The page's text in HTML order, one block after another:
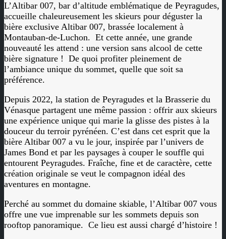
L’Altibar 007, bar d’altitude emblématique de Peyragudes,
accueille chaleureusement les skieurs pour déguster la
bière exclusive Altibar 007, brassée localement à
Montauban-de-Luchon. Et cette année, une grande
nouveauté les attend : une version sans alcool de cette
bière signature ! De quoi profiter pleinement de
l’ambiance unique du sommet, quelle que soit sa
préférence.
Depuis 2022, la station de Peyragudes et la Brasserie du
Vénasque partagent une même passion : offrir aux skieurs
une expérience unique qui marie la glisse des pistes à la
douceur du terroir pyrénéen. C’est dans cet esprit que la
bière Altibar 007 a vu le jour, inspirée par l’univers de
James Bond et par les paysages à couper le souffle qui
entourent Peyragudes. Fraîche, fine et de caractère, cette
création originale se veut le compagnon idéal des
aventures en montagne.
Perché au sommet du domaine skiable, l’Altibar 007 vous
offre une vue imprenable sur les sommets depuis son
rooftop panoramique. Ce lieu est aussi chargé d’histoire !